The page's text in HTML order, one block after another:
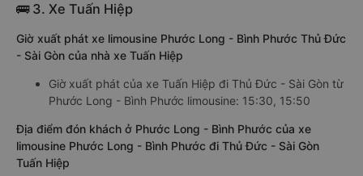
🚌 3. Xe Tuấn Hiệp
Giờ xuất phát xe limousine Phước Long - Bình Phước Thủ Đức
- Sài Gòn của nhà xe Tuấn Hiệp
Giờ xuất phát của xe Tuấn Hiệp đi Thủ Đức - Sài Gòn từ
Phước Long - Bình Phước limousine: 15:30, 15:50
Địa điểm đón khách ở Phước Long - Bình Phước của xe
limousine Phước Long - Bình Phước đi Thủ Đức - Sài Gòn
Tuấn Hiệp